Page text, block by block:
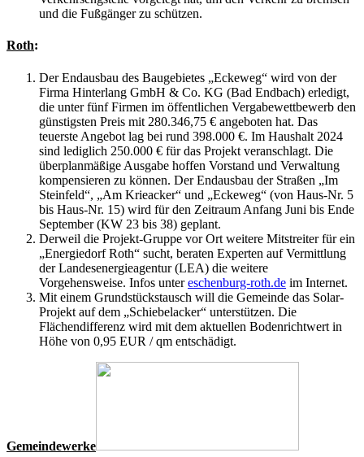
und die Fußgänger zu schützen.
Roth:
Der Endausbau des Baugebietes „Eckeweg“ wird von der
Firma Hinterlang GmbH & Co. KG (Bad Endbach) erledigt,
die unter fünf Firmen im öffentlichen Vergabewettbewerb den
günstigsten Preis mit 280.346,75 € angeboten hat. Das
teuerste Angebot lag bei rund 398.000 €. Im Haushalt 2024
sind lediglich 250.000 € für das Projekt veranschlagt. Die
überplanmäßige Ausgabe hoffen Vorstand und Verwaltung
kompensieren zu können. Der Endausbau der Straßen „Im
Steinfeld“, „Am Krieacker“ und „Eckeweg“ (von Haus-Nr. 5
bis Haus-Nr. 15) wird für den Zeitraum Anfang Juni bis Ende
September (KW 23 bis 38) geplant.
Derweil die Projekt-Gruppe vor Ort weitere Mitstreiter für ein
„Energiedorf Roth“ sucht, beraten Experten auf Vermittlung
der Landesenergieagentur (LEA) die weitere
Vorgehensweise. Infos untereschenburg-roth.de im Internet.
Mit einem Grundstückstausch will die Gemeinde das Solar-
Projekt auf dem „Schiebelacker“ unterstützen. Die
Flächendifferenz wird mit dem aktuellen Bodenrichtwert in
Höhe von 0,95 EUR / qm entschädigt.
Gemeindewerke